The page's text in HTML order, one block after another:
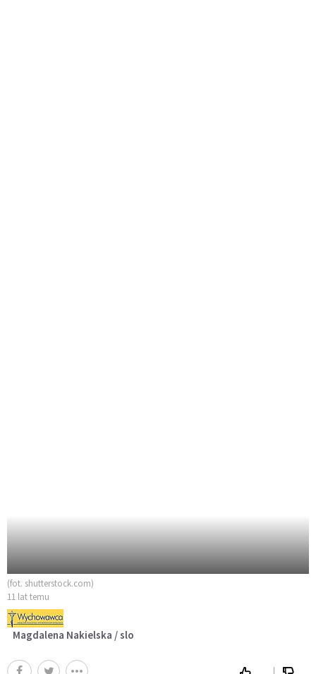
(fot. shutterstock.com)
11 lat temu
Magdalena Nakielska / slo